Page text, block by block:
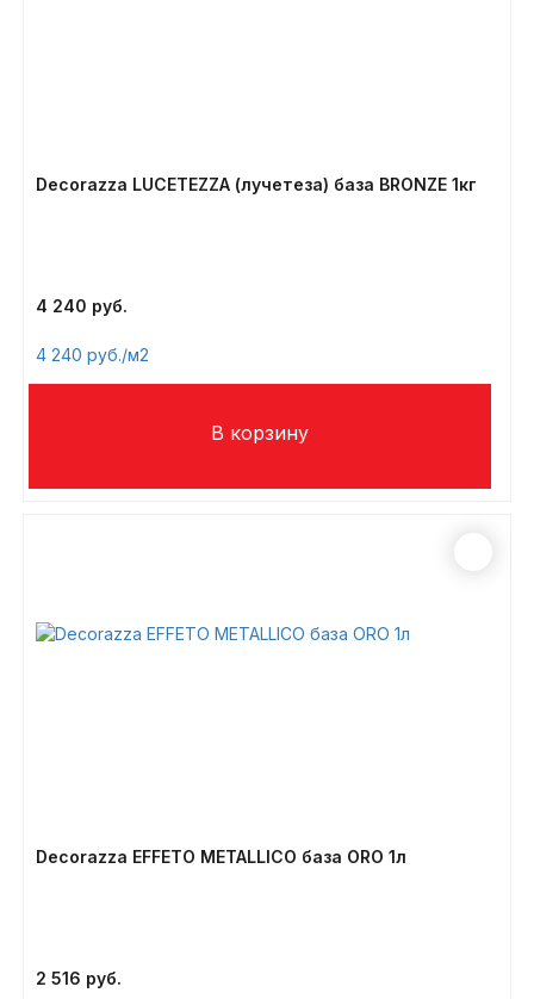
Decorazza LUCETEZZA (лучетеза) база BRONZE 1кг
4 240
4 240 /м2
Decorazza EFFETO METALLICO база ORO 1л
2 516